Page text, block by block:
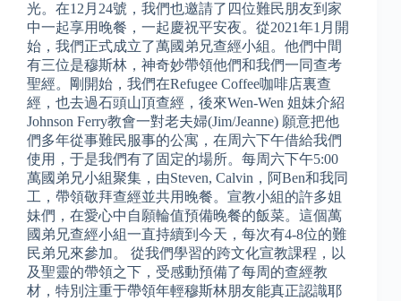
光。在12月24號，我們也邀請了四位難民朋友到家
中一起享用晚餐，一起慶祝平安夜。從2021年1月開
始，我們正式成立了萬國弟兄查經小組。他們中間
有三位是穆斯林，神奇妙帶領他們和我們一同查考
聖經。剛開始，我們在Refugee Coffee咖啡店裏查
經，也去過石頭山頂查經，後來Wen-Wen 姐妹介紹
Johnson Ferry教會一對老夫婦(Jim/Jeanne) 願意把他
們多年從事難民服事的公寓，在周六下午借給我們
使用，于是我們有了固定的場所。每周六下午5:00
萬國弟兄小組聚集，由Steven, Calvin，阿Ben和我同
工，帶領敬拜查經並共用晚餐。宣教小組的許多姐
妹們，在愛心中自願輪值預備晚餐的飯菜。這個萬
國弟兄查經小組一直持續到今天，每次有4-8位的難
民弟兄來參加。 從我們學習的跨文化宣教課程，以
及聖靈的帶領之下，受感動預備了每周的查經教
材，特別注重于帶領年輕穆斯林朋友能真正認識耶